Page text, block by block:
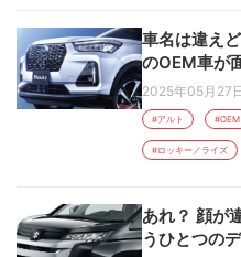
車名は違え
のOEM車が
2025年05月27
#アルト #OEM
#ロッキー／ライズ
あれ？ 顔が
うひとつの